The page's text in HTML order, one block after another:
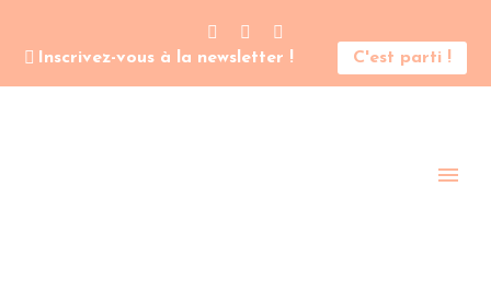
Inscrivez-vous à la newsletter ! C'est parti !